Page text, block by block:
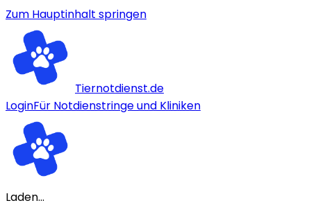
Zum Hauptinhalt springen
Tiernotdienst.de
LoginFür Notdienstringe und Kliniken
Laden...